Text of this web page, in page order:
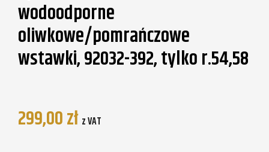
wodoodporne
oliwkowe/pomrańczowe
wstawki, 92032-392, tylko r.54,58
299,00zł z VAT